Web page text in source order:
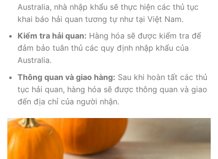
Australia, nhà nhập khẩu sẽ thực hiện các thủ tục
khai báo hải quan tương tự như tại Việt Nam.
Kiểm tra hải quan: Hàng hóa sẽ được kiểm tra để
đảm bảo tuân thủ các quy định nhập khẩu của
Australia.
Thông quan và giao hàng: Sau khi hoàn tất các thủ
tục hải quan, hàng hóa sẽ được thông quan và giao
đến địa chỉ của người nhận.